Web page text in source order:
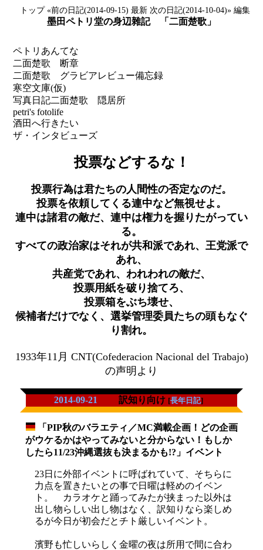
トップ «前の日記(2014-09-15) 最新 次の日記(2014-10-04)» 編集
墨田ペトリ堂の身辺雜記 「二面楚歌」
ペトリあんてな
二面楚歌 断章
二面楚歌 グラビアレビュー備忘録
寒空文庫(仮)
写真日記二面楚歌 隠居所
petri's fotolife
酒田へ行きたい
ザ・インタビューズ
投票などするな！
投票行為は君たちの人間性の否定なのだ。
投票を依頼してくる連中など無視せよ。
連中は諸君の敵だ、連中は権力を握りたがってい
る。
すべての政治家はそれが共和派であれ、王党派で
あれ、
共産党であれ、われわれの敵だ、
投票用紙を破り捨てろ、
投票箱をぶち壊せ、
候補者だけでなく、選挙管理委員たちの頭もなぐ
り割れ。
1933年11月 CNT(Cofederacion Nacional del Trabajo)
の声明より
2014-09-21 訳知り向け [長年日記]
「PIP秋のバラエティ／MC満載企画！どの企画
がウケるかはやってみないと分からない！もしか
したら11/23沖縄選抜も決まるかも!?」イベント
23日に外部イベントに呼ばれていて、そちらに
力点を置きたいとの事で日曜は軽めのイベン
ト。 カラオケと踊ってみたが挟まった以外は
出し物らしい出し物はなく、訳知りなら楽しめ
るが今日が初会だとチト厳しいイベント。
濱野も忙しいらしく金曜の夜は所用で間に合わ